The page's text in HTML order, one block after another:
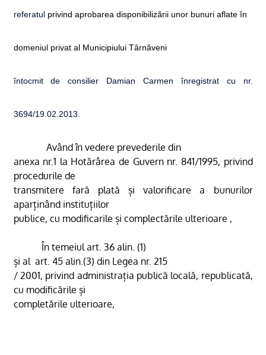
referatulprivind aprobarea disponibilizării unor bunuri aflate în
domeniul privat al Municipiului Târnăveni
întocmit de consilier Damian Carmen înregistrat cu nr.
3694/19.02.2013.
Având în vedere prevederile din
anexa nr.1 la Hotărârea de Guvern nr. 841/1995, privind
procedurile de
transmitere fară plată și valorificare a bunurilor
aparținând instituțiilor
publice, cu modificarile și complectările ulterioare ,
În temeiul art. 36 alin. (1)
și al art. 45 alin.(3) din Legea nr. 215
/ 2001, privind administrația publică locală, republicată,
cu modificările și
completările ulterioare,